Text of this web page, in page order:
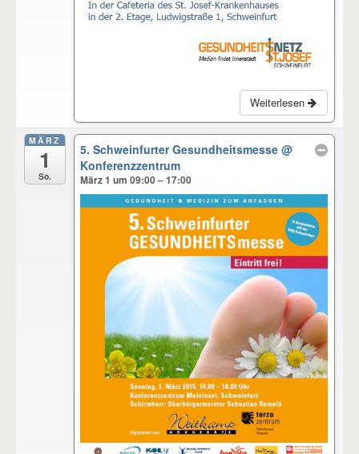
Weiterlesen
MÄRZ
1
So.
5. Schweinfurter Gesundheitsmesse@
Konferenzzentrum
März 1 um 09:00 – 17:00